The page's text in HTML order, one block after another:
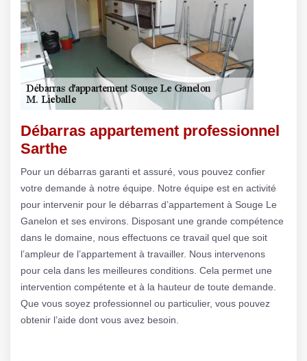
Débarras appartement professionnel
Sarthe
Pour un débarras garanti et assuré, vous pouvez confier
votre demande à notre équipe. Notre équipe est en activité
pour intervenir pour le débarras d’appartement à Souge Le
Ganelon et ses environs. Disposant une grande compétence
dans le domaine, nous effectuons ce travail quel que soit
l’ampleur de l’appartement à travailler. Nous intervenons
pour cela dans les meilleures conditions. Cela permet une
intervention compétente et à la hauteur de toute demande.
Que vous soyez professionnel ou particulier, vous pouvez
obtenir l’aide dont vous avez besoin.